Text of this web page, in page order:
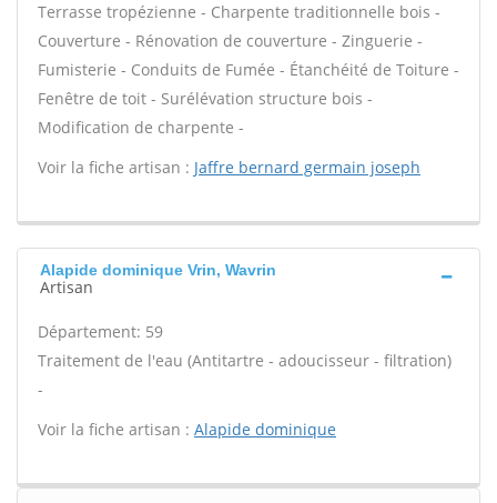
Terrasse tropézienne - Charpente traditionnelle bois -
Couverture - Rénovation de couverture - Zinguerie -
Fumisterie - Conduits de Fumée - Étanchéité de Toiture -
Fenêtre de toit - Surélévation structure bois -
Modification de charpente -
Voir la fiche artisan : Jaffre bernard germain joseph
Alapide dominique Vrin, Wavrin
Artisan
Département: 59
Traitement de l'eau (Antitartre - adoucisseur - filtration)
-
Voir la fiche artisan : Alapide dominique